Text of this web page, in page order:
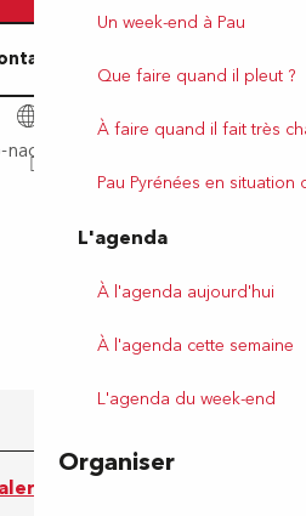
Un week-end à Pau
Que faire quand il pleut ?
À faire quand il fait très
Pau Pyrénées en situation
L'agenda
À l'agenda aujourd'hui
À l'agenda cette semaine
L'agenda du week-end
Organiser
nous
pau.fr
une erreur